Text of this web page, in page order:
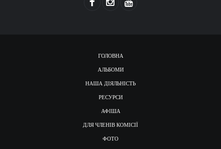
ГОЛОВНА
АЛЬБОМИ
НАША ДІЯЛЬНІСТЬ
РЕСУРСИ
АФІША
ДЛЯ ЧЛЕНІВ КОМІСІЇ
ФОТО